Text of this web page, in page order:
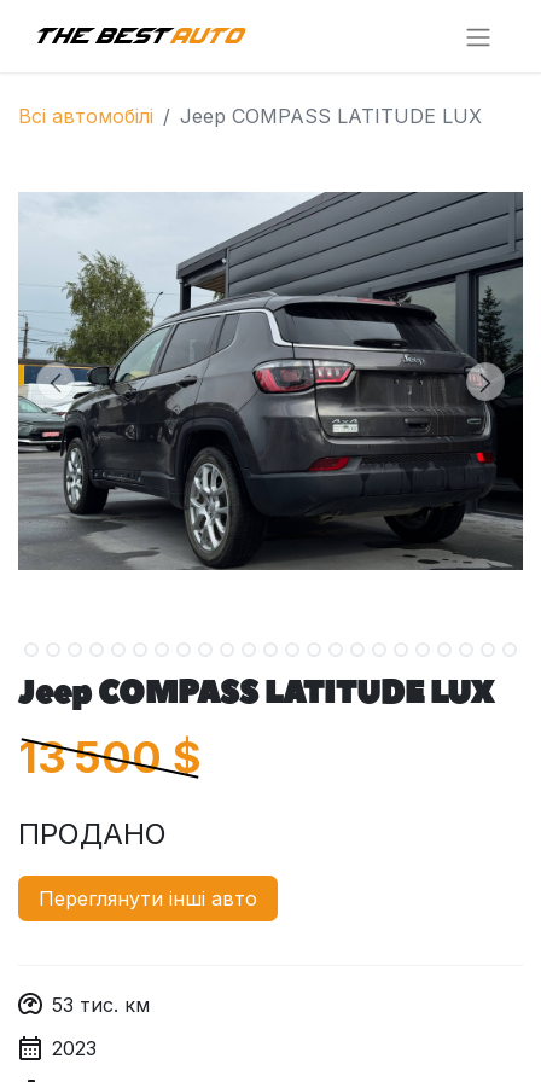
Всі автомобілі Jeep COMPASS LATITUDE LUX
Jeep COMPASS LATITUDE LUX
13 500$
ПРОДАНО
Переглянути інші авто
53 тис. км
2023